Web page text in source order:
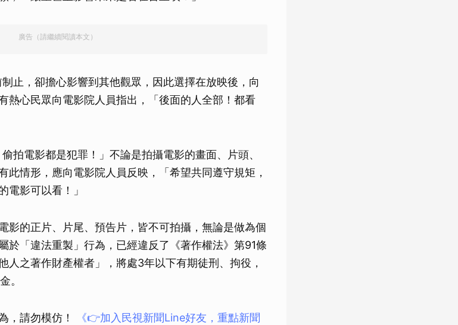
廣告（請繼續閱讀本文）
止，卻擔心影響到其他觀眾，因此選擇在放映後，向
熱心民眾向電影院人員指出，「後面的人全部！都看
拍電影都是犯罪！」不論是拍攝電影的畫面、片頭、
此情形，應向電影院人員反映，「希望共同遵守規矩，
電影可以看！」
影的正片、片尾、預告片，皆不可拍攝，無論是做為個
於「違法重製」行為，已經違反了《著作權法》第91條
人之著作財產權者」，將處3年以下有期徒刑、拘役，
。
，請勿模仿！
《👉加入民視新聞Line好友，重點新聞